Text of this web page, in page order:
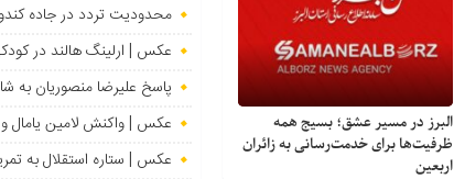
البرز در مسیر عشق؛ بسیج همه
ظرفیت‌ها برای خدمت‌رسانی به زائران
اربعین
محدودیت تردد در جاده
عکس | ارلینگ هالند در
پاسخ علیرضا منصوریان به
عکس | واکنش لامین یامال
عکس | ستاره استقلال به